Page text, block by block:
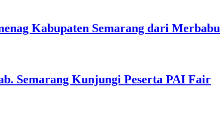
Kabupaten Semarang dari Merbabu
Semarang Kunjungi Peserta PAI Fair